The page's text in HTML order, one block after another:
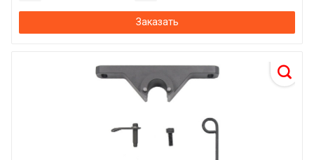
Заказать